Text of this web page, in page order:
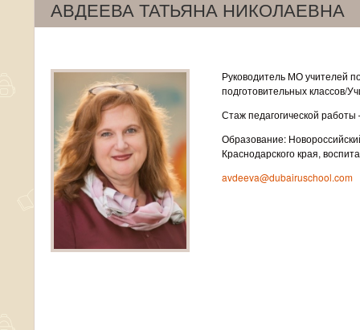
АВДЕЕВА ТАТЬЯНА НИКОЛАЕВНА
Руководитель МО учителей
подготовительных классов/
Стаж педагогической работы
Образование:
Краснодарского края,
avdeeva@dubairuschool.com